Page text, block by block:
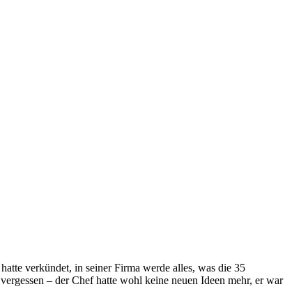
verkündet, in seiner Firma werde alles, was die 35
– der Chef hatte wohl keine neuen Ideen mehr, er war